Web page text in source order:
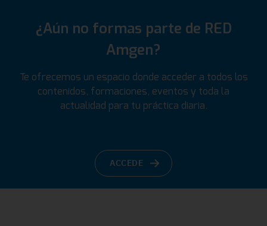
¿Aún no formas parte de RED
Amgen?
Te ofrecemos un espacio donde acceder a todos los
contenidos, formaciones, eventos y toda la
actualidad para tu práctica diaria.
ACCEDE